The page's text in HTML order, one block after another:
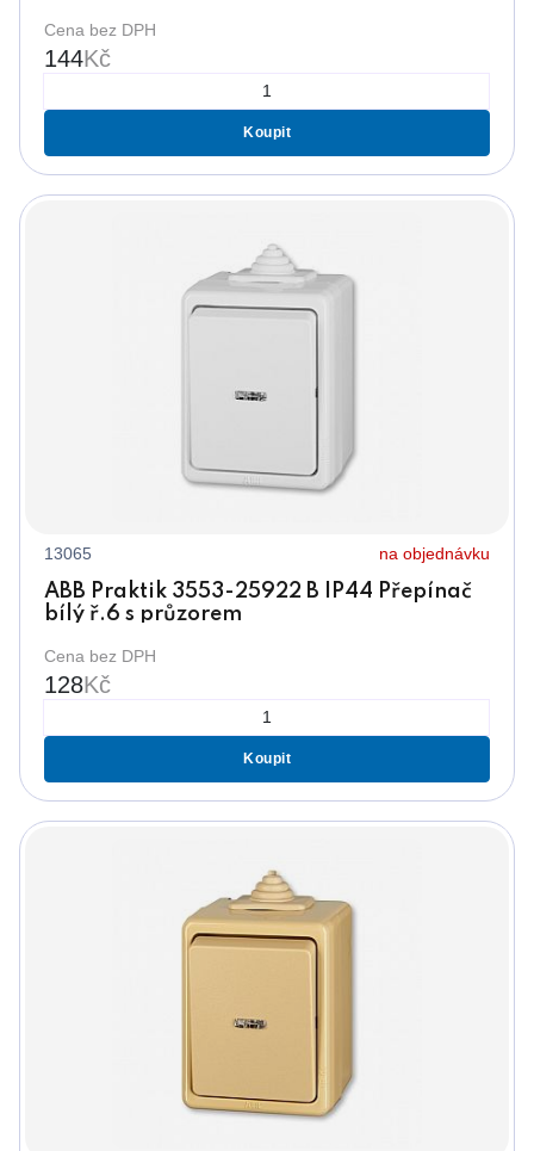
Cena bez DPH
144Kč
Koupit
13065 na objednávku
ABB Praktik 3553-25922 B IP44 Přepínač
bílý ř.6 s průzorem
Cena bez DPH
128Kč
Koupit